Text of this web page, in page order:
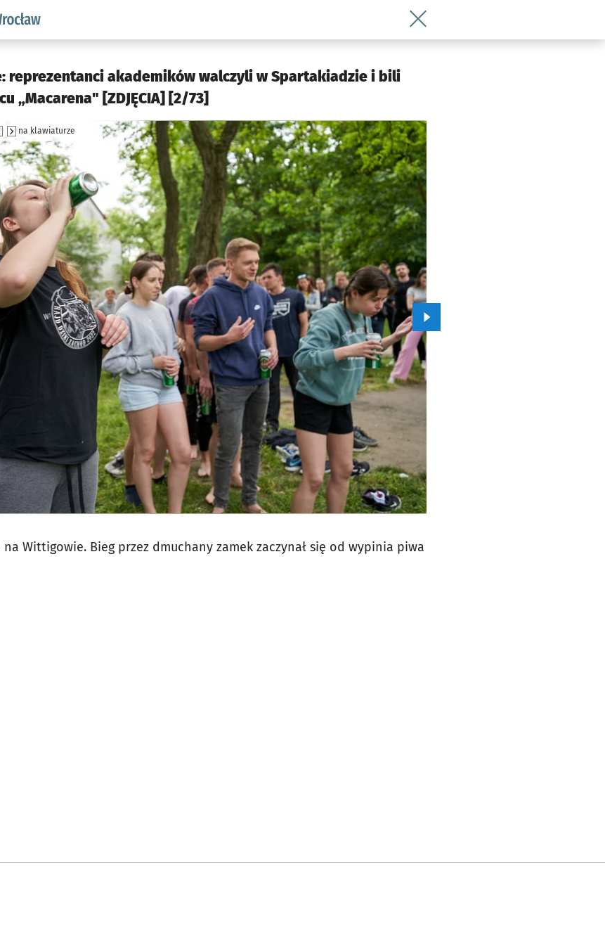
Akademicki Wrocław
Wróć do artykułu Juwenalia na
reprezentanci akademików walczyli w Spartakiadzie i bili
„Macarena" [ZDJĘCIA] [2/73]
na klawiaturze
Przejdź do kolejnego zdjęcia.
na Wittigowie. Bieg przez dmuchany zamek zaczynał się od wypinia piwa